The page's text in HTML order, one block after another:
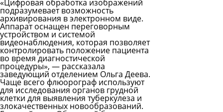
«Цифровая обработка изображений
подразумевает возможность
архивирования в электронном виде.
Аппарат оснащен переговорным
устройством и системой
видеонаблюдения, которая позволяет
контролировать положение пациента
во время диагностической
процедуры», — рассказала
заведующий отделением Ольга Деева.
Чаще всего флюорограф используют
для исследования органов грудной
клетки для выявления туберкулеза и
злокачественных новообразований.